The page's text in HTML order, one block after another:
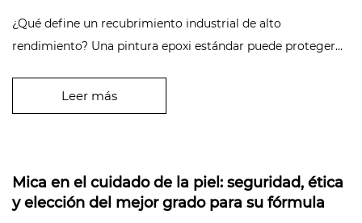
¿Qué define un recubrimiento industrial de alto
rendimiento? Una pintura epoxi estándar puede proteger
Leer más
Mica en el cuidado de la piel: seguridad, ética
y elección del mejor grado para su fórmula